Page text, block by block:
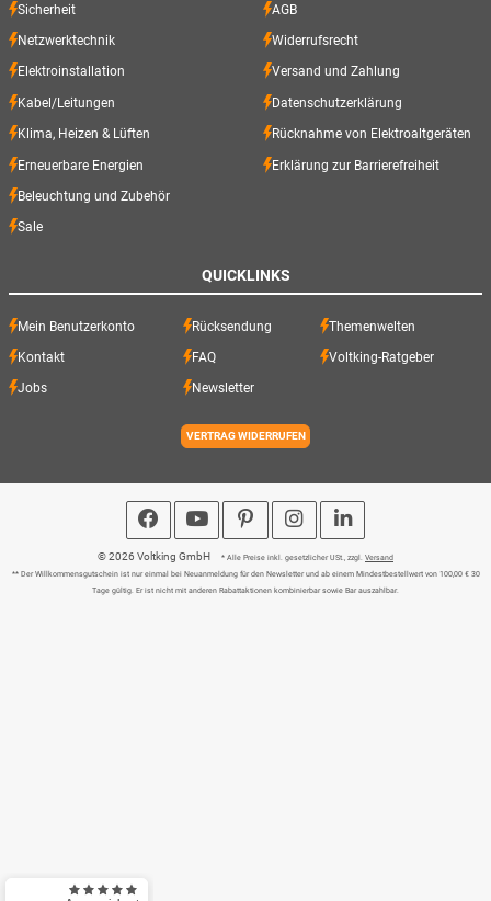
Sicherheit
Netzwerktechnik
Elektroinstallation
Kabel/Leitungen
Klima, Heizen & Lüften
Erneuerbare Energien
Beleuchtung und Zubehör
Sale
AGB
Widerrufsrecht
Versand und Zahlung
Datenschutzerklärung
Rücknahme von Elektroaltgeräten
Erklärung zur Barrierefreiheit
QUICKLINKS
Mein Benutzerkonto Rücksendung Themenwelten
Kontakt FAQ Voltking-Ratgeber
Jobs Newsletter
VERTRAG WIDERRUFEN
© 2026 Voltking GmbH * Alle Preise inkl. gesetzlicher USt., zzgl. Versand
** Der Willkommensgutschein ist nur einmal bei Neuanmeldung für den Newsletter und ab einem Mindestbestellwert von 100,00 € 30
Tage gültig. Er ist nicht mit anderen Rabattaktionen kombinierbar sowie Bar auszahlbar.